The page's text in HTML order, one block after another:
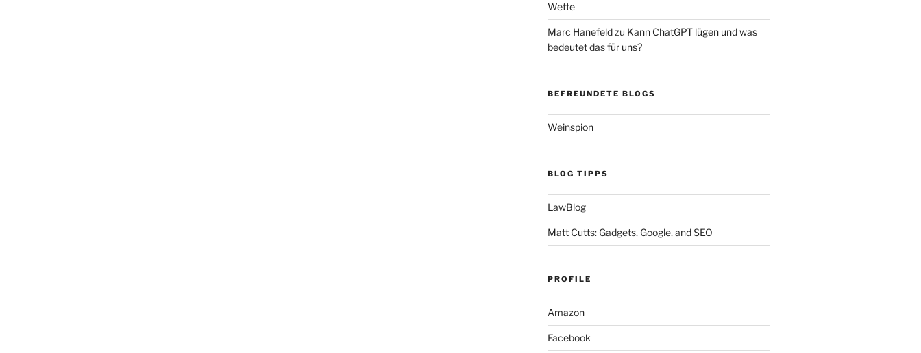
Wette
Marc Hanefeldzu Kann ChatGPT lügen und was
bedeutet das für uns?
BEFREUNDETE BLOGS
Weinspion
BLOG TIPPS
LawBlog
Matt Cutts: Gadgets, Google, and SEO
PROFILE
Amazon
Facebook